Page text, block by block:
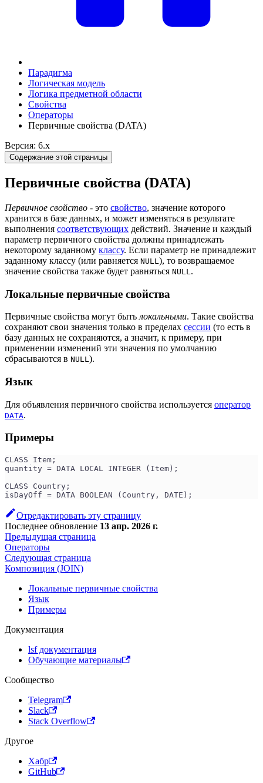
Парадигма
Логическая модель
Логика предметной области
Свойства
Операторы
Первичные свойства (DATA)
Версия: 6.x
Содержание этой страницы
Первичные свойства (DATA)
Первичное свойство - это свойство, значение которого
хранится в базе данных, и может изменяться в результате
выполнения соответствующих действий. Значение и каждый
параметр первичного свойства должны принадлежать
некоторому заданному классу. Если параметр не принадлежит
заданному классу (или равняется NULL ), то возвращаемое
значение свойства также будет равняться NULL .
Локальные первичные свойства
Первичные свойства могут быть локальными. Такие свойства
сохраняют свои значения только в пределах сессии (то есть в
базу данных не сохраняются, а значит, к примеру, при
применении изменений эти значения по умолчанию
сбрасываются в NULL).
Язык
Для объявления первичного свойства используется оператор
DATA.
Примеры
CLASS Item;
quantity = DATA LOCAL INTEGER (Item);
CLASS Country;
isDayOff = DATA BOOLEAN (Country, DATE);
Отредактировать эту страницу
Последнее обновление 13 апр. 2026 г.
Предыдущая страница
Операторы
Следующая страница
Композиция (JOIN)
Локальные первичные свойства
Язык
Примеры
Документация
lsf документация
Обучающие материалы
Сообщество
Telegram
Slack
Stack Overflow
Другое
Хабр
GitHub